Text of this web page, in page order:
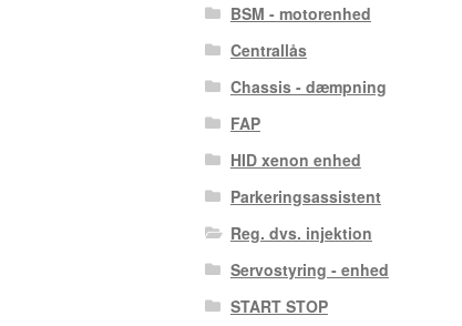
BSM - motorenhed
Centrallås
Chassis - dæmpning
FAP
HID xenon enhed
Parkeringsassistent
Reg. dvs. injektion
Servostyring - enhed
START STOP